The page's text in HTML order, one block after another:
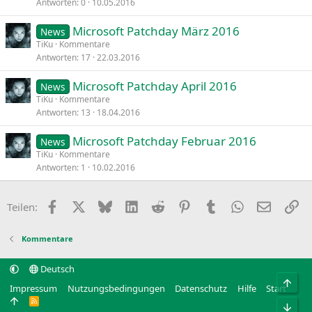
News Microsoft Patchday März 2016
TiKu Kommentare
Antworten 17 22.03.2016
News Microsoft Patchday April 2016
TiKu Kommentare
Antworten 13 18.04.2016
News Microsoft Patchday Februar 2016
TiKu Kommentare
Antworten 1 10.02.2016
Teilen: Facebook BlueskyLinkedIn
Reddit PinterestTumblr WhatsApp
E-Mail
Kommentare
Deutsch
Impressum
Nutzungsbedingungen Datenschutz Hilfe Start
R